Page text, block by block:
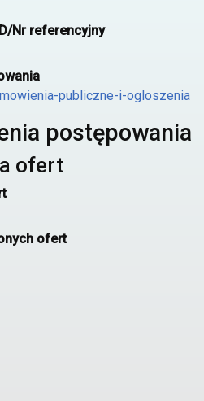
Nr referencyjny
publiczne-i-ogloszenia
postępowania
ofert
ofert